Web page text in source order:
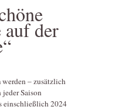
auf der
– zusätzlich
jeder Saison
einschließlich 2024